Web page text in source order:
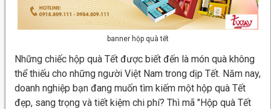
banner hộp quà tết
Những chiếc hộp quà Tết được biết đến là món quà không
thể thiếu cho những người Việt Nam trong dịp Tết. Năm nay,
doanh nghiệp bạn đang muốn tìm kiếm một hộp quà Tết
đẹp, sang trọng và tiết kiệm chi phí? Thì mã "Hộp quà Tết